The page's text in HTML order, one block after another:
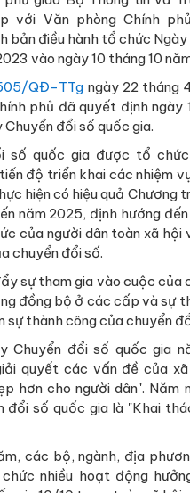
với Văn phòng Chính
bản điều hành tổ chức
vào ngày 10 tháng 10
QĐ-TTg ngày 22 tháng
phủ đã quyết định ngày
Chuyển đổi số quốc gia.
số quốc gia được tổ
độ triển khai các nhiệm
hiện có hiệu quả Chương
năm 2025, định hướng
của người dân toàn xã hội
chuyển đổi số.
sự tham gia vào cuộc của
đồng bộ ở các cấp và sự
sự thành công của chuyển
Chuyển đổi số quốc gia
quyết các vấn đề của
hơn cho người dân". Năm
đổi số quốc gia là "Khai
các bộ, ngành, địa
nhiều hoạt động